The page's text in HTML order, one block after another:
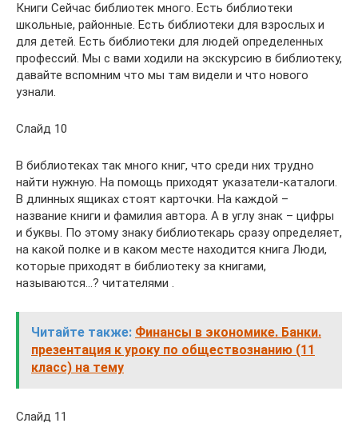
Книги Сейчас библиотек много. Есть библиотеки
школьные, районные. Есть библиотеки для взрослых и
для детей. Есть библиотеки для людей определенных
профессий. Мы с вами ходили на экскурсию в библиотеку,
давайте вспомним что мы там видели и что нового
узнали.
Слайд 10
В библиотеках так много книг, что среди них трудно
найти нужную. На помощь приходят указатели-каталоги.
В длинных ящиках стоят карточки. На каждой –
название книги и фамилия автора. А в углу знак – цифры
и буквы. По этому знаку библиотекарь сразу определяет,
на какой полке и в каком месте находится книга Люди,
которые приходят в библиотеку за книгами,
называются…? читателями .
Читайте также: Финансы в экономике. Банки.
презентация к уроку по обществознанию (11
класс) на тему
Слайд 11